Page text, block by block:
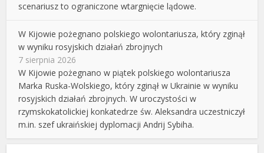
scenariusz to ograniczone wtargnięcie lądowe.
W Kijowie pożegnano polskiego wolontariusza, który zginął
w wyniku rosyjskich działań zbrojnych
7 sierpnia 2026
W Kijowie pożegnano w piątek polskiego wolontariusza
Marka Ruska-Wolskiego, który zginął w Ukrainie w wyniku
rosyjskich działań zbrojnych. W uroczystości w
rzymskokatolickiej konkatedrze św. Aleksandra uczestniczył
m.in. szef ukraińskiej dyplomacji Andrij Sybiha.